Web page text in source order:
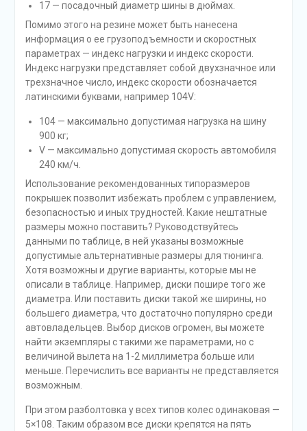
17 — посадочный диаметр шины в дюймах.
Помимо этого на резине может быть нанесена
информация о ее грузоподъемности и скоростных
параметрах — индекс нагрузки и индекс скорости.
Индекс нагрузки представляет собой двухзначное или
трехзначное число, индекс скорости обозначается
латинскими буквами, например 104V:
104 — максимально допустимая нагрузка на шину
900 кг;
V — максимально допустимая скорость автомобиля
240 км/ч.
Использование рекомендованных типоразмеров
покрышек позволит избежать проблем с управлением,
безопасностью и иных трудностей. Какие нештатные
размеры можно поставить? Руководствуйтесь
данными по таблице, в ней указаны возможные
допустимые альтернативные размеры для тюнинга.
Хотя возможны и другие варианты, которые мы не
описали в таблице. Например, диски пошире того же
диаметра. Или поставить диски такой же ширины, но
большего диаметра, что достаточно популярно среди
автовладельцев. Выбор дисков огромен, вы можете
найти экземпляры с такими же параметрами, но с
величиной вылета на 1-2 миллиметра больше или
меньше. Перечислить все варианты не представляется
возможным.
При этом разболтовка у всех типов колес одинаковая —
5×108. Таким образом все диски крепятся на пять